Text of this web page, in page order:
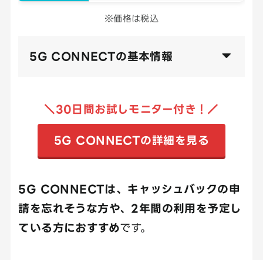
※価格は税込
5G CONNECTの基本情報
＼30日間お試しモニター付き！ ／
5G CONNECTの詳細を見る
5G CONNECTは、キャッシュバックの申
請を忘れそうな方や、2年間の利用を予定し
ている方におすすめです。